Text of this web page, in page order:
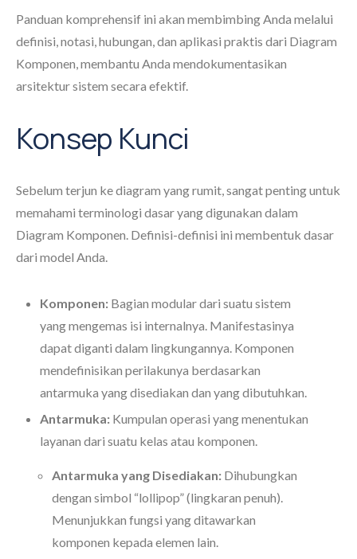
Panduan komprehensif ini akan membimbing Anda melalui
definisi, notasi, hubungan, dan aplikasi praktis dari Diagram
Komponen, membantu Anda mendokumentasikan
arsitektur sistem secara efektif.
Konsep Kunci
Sebelum terjun ke diagram yang rumit, sangat penting untuk
memahami terminologi dasar yang digunakan dalam
Diagram Komponen. Definisi-definisi ini membentuk dasar
dari model Anda.
Komponen: Bagian modular dari suatu sistem
yang mengemas isi internalnya. Manifestasinya
dapat diganti dalam lingkungannya. Komponen
mendefinisikan perilakunya berdasarkan
antarmuka yang disediakan dan yang dibutuhkan.
Antarmuka: Kumpulan operasi yang menentukan
layanan dari suatu kelas atau komponen.
Antarmuka yang Disediakan: Dihubungkan
dengan simbol “lollipop” (lingkaran penuh).
Menunjukkan fungsi yang ditawarkan
komponen kepada elemen lain.